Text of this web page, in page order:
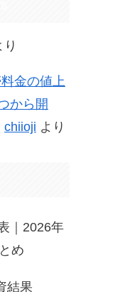
り
金の値上
から開
chiioji より
｜2026年
め
結果